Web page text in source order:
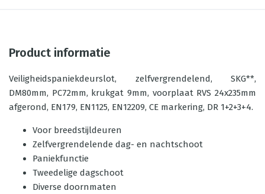
Product informatie
Veiligheidspaniekdeurslot, zelfvergrendelend, SKG**,
DM80mm, PC72mm, krukgat 9mm, voorplaat RVS 24x235mm
afgerond, EN179, EN1125, EN12209, CE markering, DR 1+2+3+4.
Voor breedstijldeuren
Zelfvergrendelende dag- en nachtschoot
Paniekfunctie
Tweedelige dagschoot
Diverse doornmaten